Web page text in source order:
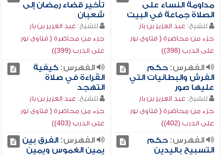
مداومة النساء على
الصلاة جماعة في البيت
للشيخ: عبد العزيز بن باز
جزء من محاضرة ( فتاوى نور
على الدرب (398))
تأخير قضاء رمضان إلى
شعبان
للشيخ: عبد العزيز بن باز
جزء من محاضرة ( فتاوى نور
على الدرب (399))
الفهرس:حكم
الفرش والبطانيات التي
عليها صور
للشيخ: عبد العزيز بن باز
جزء من محاضرة ( فتاوى نور
على الدرب (402))
الفهرس:كيفية
القراءة في صلاة
التهجد
للشيخ: عبد العزيز بن باز
جزء من محاضرة ( فتاوى نور
على الدرب (403))
الفهرس:حكم
التسبيح باليدين
الفهرس:الفرق بين
يمين الغموس ويمين